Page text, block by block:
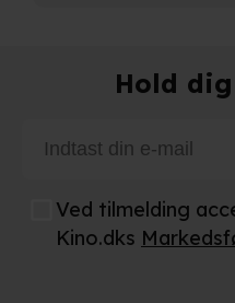
adresse. IP-adressen kan
privatlivspolitik
og
Hold
Ved tilmelding
Kino.dks